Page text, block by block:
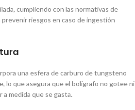
cumpliendo con las normativas de
riesgos en caso de ingestión
una esfera de carburo de tungsteno
lo que asegura que el bolígrafo no gotee ni
medida que se gasta.